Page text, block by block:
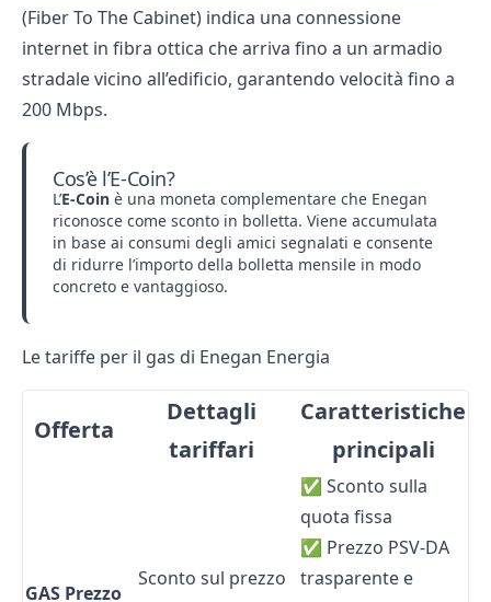
(Fiber To The Cabinet) indica una connessione
internet in fibra ottica che arriva fino a un armadio
stradale vicino all’edificio, garantendo velocità fino a
200 Mbps.
Cos’è l’E-Coin?
L’E-Coin è una moneta complementare che Enegan
riconosce come sconto in bolletta. Viene accumulata
in base ai consumi degli amici segnalati e consente
di ridurre l’importo della bolletta mensile in modo
concreto e vantaggioso.
Le tariffe per il gas di Enegan Energia
Offerta
Dettagli
tariffari
Caratteristiche
principali
GAS Prezzo
Sconto sul prezzo
✅ Sconto sulla
quota fissa
✅ Prezzo PSV-DA
trasparente e